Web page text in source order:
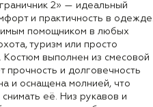
2» — идеальный
и практичность в одежде.
помощником в любых
туризм или просто
выполнен из смесовой
прочность и долговечность
и оснащена молнией, что
её. Низ рукавов и